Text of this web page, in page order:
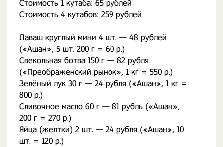
Стоимость 1 кутаба: 65 рублей
Стоимость 4 кутабов: 259 рублей
Лаваш круглый мини 4 шт. — 48 рублей
(«Ашан», 5 шт. 200 г = 60 р.)
Свекольная ботва 150 г — 82 рубля
(«Преображенский рынок», 1 кг = 550 р.)
Зелёный лук 30 г — 24 рубля («Ашан», 1 кг =
800 р.)
Сливочное масло 60 г — 81 рубль («Ашан»,
200 г = 270 р.)
Яйца (желтки) 2 шт. — 24 рубля («Ашан», 10
шт. = 120 р.)